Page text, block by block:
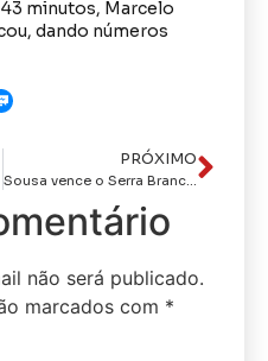
minutos, Marcelo
dando números
PRÓXIMO
Sousa vence o Serra Branca e segue 100% no Campeonato Paraibano
não será publicado.
marcados com *